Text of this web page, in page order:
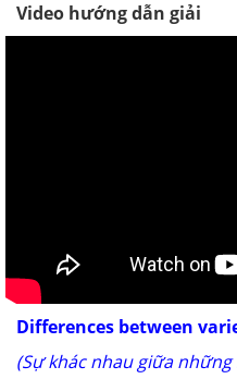
Video hướng dẫn giải
Differences between
(Sự khác nhau giữa